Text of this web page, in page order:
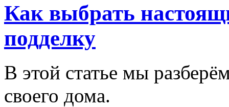
Как выбрать
подделку
В этой статье мы
своего дома.